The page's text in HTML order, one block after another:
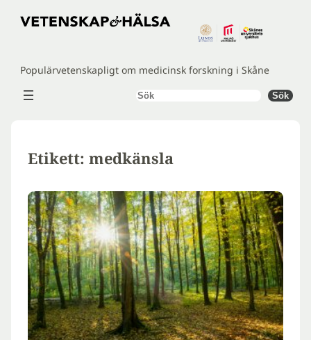
Hoppa
Populärvetenskapligt om medicinsk forskning i Skåne
Sök Sök
Etikett: medkänsla